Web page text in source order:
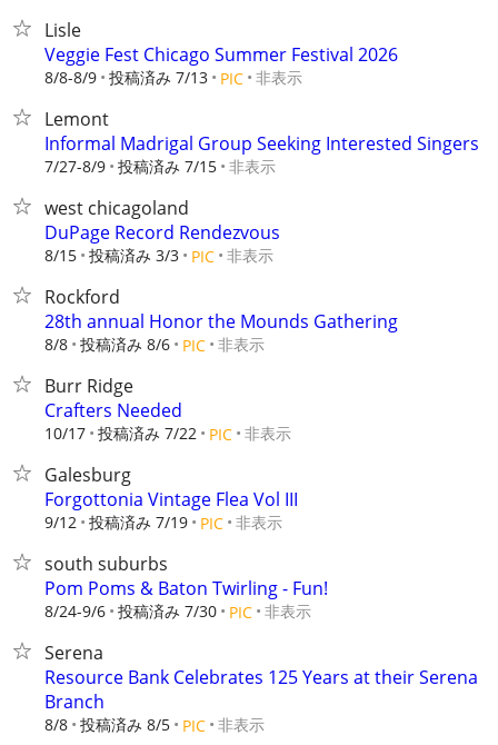
Lisle
Veggie Fest Chicago Summer Festival 2026
8/8-8/9 投稿済み 7/13 PIC 非表示
Lemont
Informal Madrigal Group Seeking Interested Singers
7/27-8/9 投稿済み 7/15 非表示
west chicagoland
DuPage Record Rendezvous
8/15 投稿済み 3/3 PIC 非表示
Rockford
28th annual Honor the Mounds Gathering
8/8 投稿済み 8/6 PIC 非表示
Burr Ridge
Crafters Needed
10/17 投稿済み 7/22 PIC 非表示
Galesburg
Forgottonia Vintage Flea Vol III
9/12 投稿済み 7/19 PIC 非表示
south suburbs
Pom Poms & Baton Twirling - Fun!
8/24-9/6 投稿済み 7/30 PIC 非表示
Serena
Resource Bank Celebrates 125 Years at their Serena
Branch
8/8 投稿済み 8/5 PIC 非表示